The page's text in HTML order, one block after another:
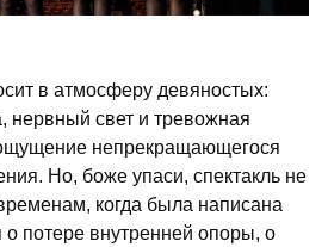
в атмосферу девяностых:
нервный свет и тревожная
непрекращающегося
Но, боже упаси, спектакль не
когда была написана
о потере внутренней опоры, о